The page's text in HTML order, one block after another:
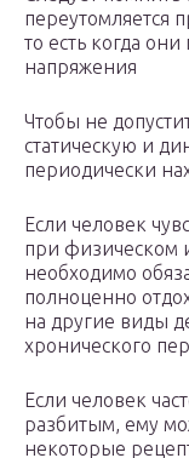
переутомляется
то есть когда
напряжения
Чтобы не
статическую и
периодически
Если человек
при физическом
необходимо
полноценно
на другие виды
хронического
Если человек
разбитым, ему
некоторые